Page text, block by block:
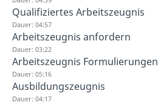
Qualifiziertes Arbeitszeugnis
Dauer: 04:57
Arbeitszeugnis anfordern
Dauer: 03:22
Arbeitszeugnis Formulierungen
Dauer: 05:16
Ausbildungszeugnis
Dauer: 04:17